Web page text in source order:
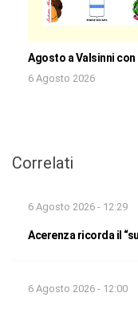
Agosto a Valsinni con
6 Agosto 2026
Correlati
6 Agosto 2026 - 12:29
Acerenza ricorda il
6 Agosto 2026 - 12:00